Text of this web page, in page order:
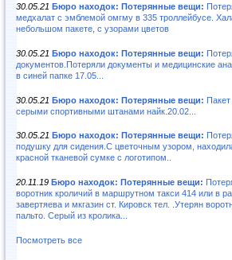
30.05.21 Бюро находок: Потерянные вещи:
медхалат с эмблемой омгму в 335 троллейбусе.
небольшом пакете, с узорами цветов
30.05.21 Бюро находок: Потерянные вещи:
документов.Потеряли документы и медицинские
в синей папке 17.05...
30.05.21 Бюро находок: Потерянные вещи: Пакет
серыми спортивными штанами найк.20.02...
30.05.21 Бюро находок: Потерянные вещи:
подушку для сидения.С цветочным узором,
красной тканевой сумке с логотипом..
20.11.19 Бюро находок: Потерянные вещи:
воротник кроличий в маршрутном такси 414 или в
завертяева и мкгазин ст. Кировск тел. .Утерян
пальто. Серый из кролика...
Посмотреть все